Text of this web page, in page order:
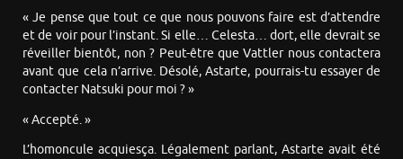
« Je pense que tout ce que nous pouvons faire est d’attendre
et de voir pour l’instant. Si elle… Celesta… dort, elle devrait se
réveiller bientôt, non ? Peut-être que Vattler nous contactera
avant que cela n’arrive. Désolé, Astarte, pourrais-tu essayer de
contacter Natsuki pour moi ? »
« Accepté. »
L’homoncule acquiesça. Légalement parlant, Astarte avait été